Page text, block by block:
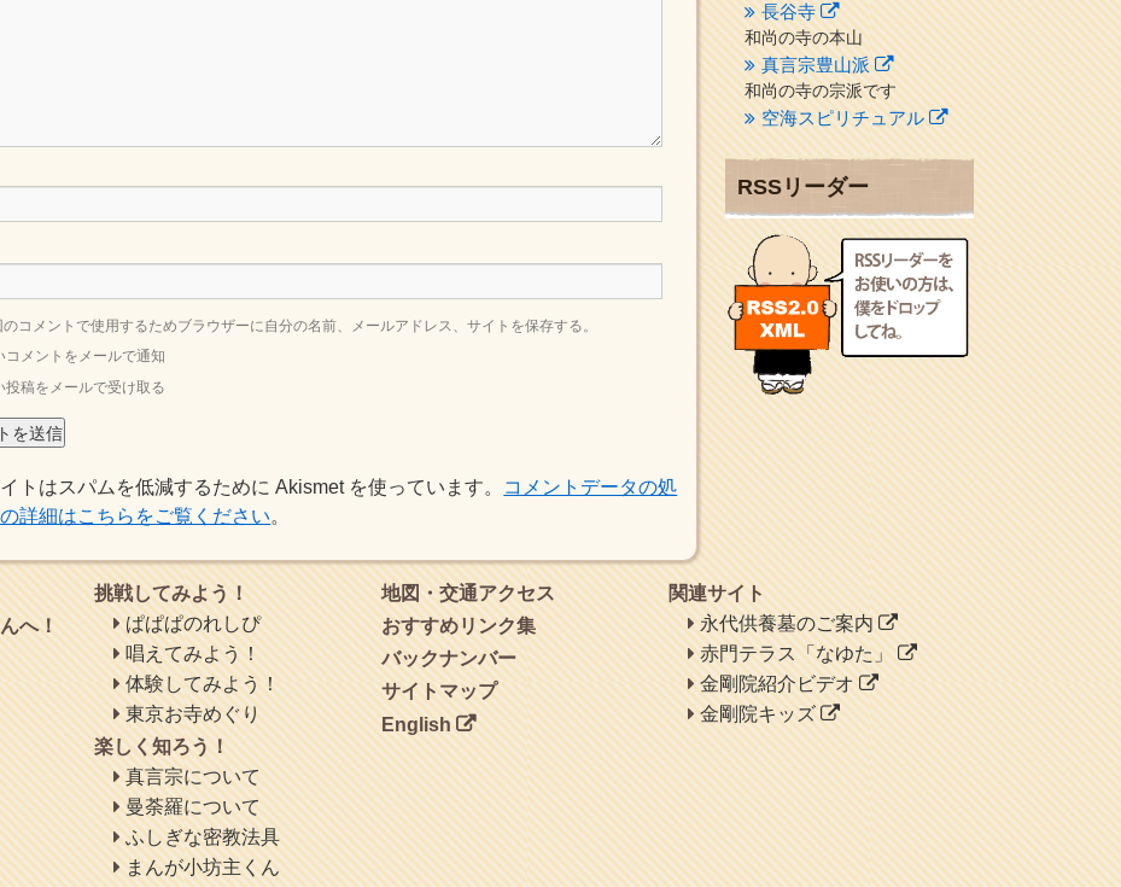
のコメントで使用するためブラウザーに自分の名前、メールアドレス、サイトを保存する。
コメントをメールで通知
投稿をメールで受け取る
トはスパムを低減するために Akismet を使っています。
コメントデータの処
詳細はこちらをご覧ください。
長谷寺
和尚の寺の本山
真言宗豊山派
和尚の寺の宗派です
空海スピリチュアル
２１世紀を（空海）する情
クリプロホームページ
地域のライターさんです
小豆島 圓満寺
小豆島霊場第７４番のお寺
新聞屋の道具箱
新聞社で使われる用語の解
説など
makotoさんの御符内巡
礼記
東京の巡礼記です
POLYHEDON
いろいろなことが書いてあ
るよ
bunchan
あちこち行って！
目白鍼灸院
日本人の繊細な体質にあわ
せた、やさしく気持ちよい
鍼灸治療です
イッパイイチゴ
おもわず食べたくなっちゃ
う
ほうげん日記
放言じゃなくて和尚さんの
名前だよ
面白いサイトみつけた
RSSリーダー
へ！
挑戦してみよう！
ぱぱぱのれしぴ
唱えてみよう！
体験してみよう！
東京お寺めぐり
楽しく知ろう！
真言宗について
曼荼羅について
ふしぎな密教法具
まんが小坊主くん
地図・交通アクセス
おすすめリンク集
バックナンバー
サイトマップ
English
関連サイト
永代供養墓のご案内
赤門テラス「なゆた」
金剛院紹介ビデオ
金剛院キッズ